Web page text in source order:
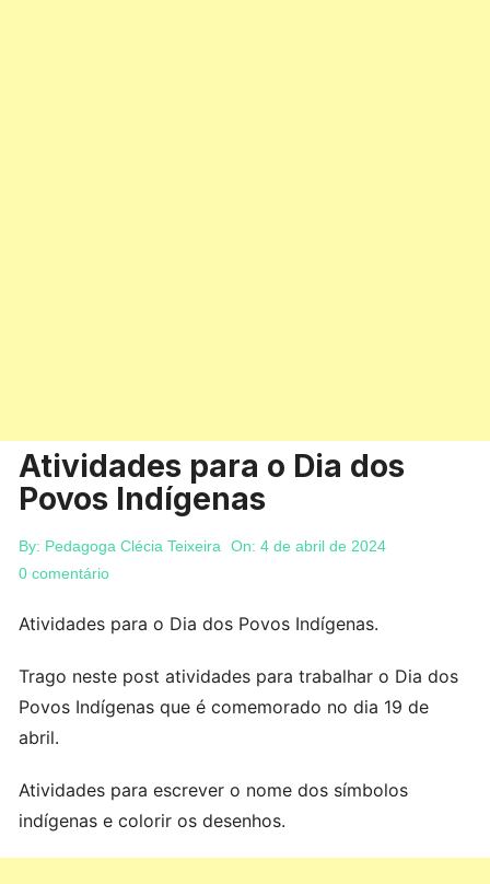
Atividades para o Dia dos
Povos Indígenas
By: Pedagoga Clécia Teixeira On:4 de abril de 2024
0 comentário
Atividades para o Dia dos Povos Indígenas.
Trago neste post atividades para trabalhar o Dia dos
Povos Indígenas que é comemorado no dia 19 de
abril.
Atividades para escrever o nome dos símbolos
indígenas e colorir os desenhos.